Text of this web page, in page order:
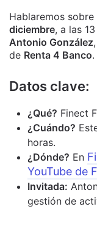
Hablaremos
diciembre, a las
Antonio González
de Renta 4 Banco.
Datos clave:
¿Qué? Finect
¿Cuándo?
horas.
¿Dónde? En
YouTube de
Invitada:
gestión de